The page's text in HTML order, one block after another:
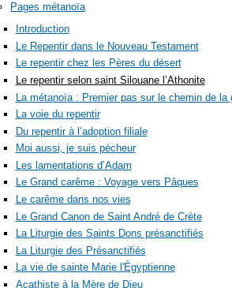
Pages métanoïa
Introduction
Le Repentir dans le Nouveau Testament
Le repentir chez les Pères du désert
Le repentir selon saint Silouane l’Athonite
La métanoïa : Premier pas sur le chemin de la
La voie du repentir
Du repentir à l’adoption filiale
Moi aussi, je suis pécheur
Les lamentations d’Adam
Le Grand carême : Voyage vers Pâques
Le carême dans nos vies
Le Grand Canon de Saint André de Crète
La Liturgie des Saints Dons présanctifiés
La Liturgie des Présanctifiés
La vie de sainte Marie l'Égyptienne
Acathiste à la Mère de Dieu